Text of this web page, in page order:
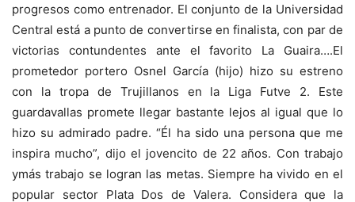
progresos como entrenador. El conjunto de la Universidad
Central está a punto de convertirse en finalista, con par de
victorias contundentes ante el favorito La Guaira….El
prometedor portero Osnel García (hijo) hizo su estreno
con la tropa de Trujillanos en la Liga Futve 2. Este
guardavallas promete llegar bastante lejos al igual que lo
hizo su admirado padre. “Él ha sido una persona que me
inspira mucho”, dijo el jovencito de 22 años. Con trabajo
ymás trabajo se logran las metas. Siempre ha vivido en el
popular sector Plata Dos de Valera. Considera que la